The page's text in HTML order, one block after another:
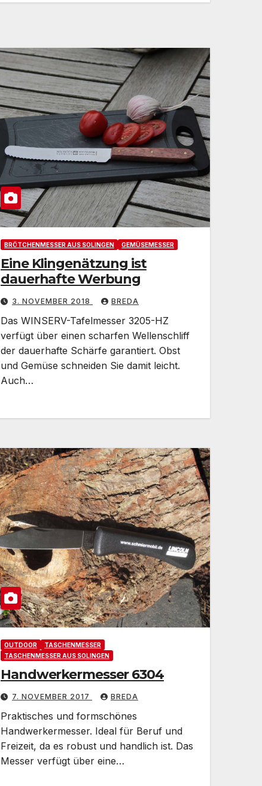
BRÖTCHENMESSER AUS SOLINGEN GEMÜSEMESSER
Eine Klingenätzung ist
dauerhafte Werbung
3. NOVEMBER 2018 BREDA
Das WINSERV-Tafelmesser 3205-HZ
verfügt über einen scharfen Wellenschliff
der dauerhafte Schärfe garantiert. Obst
und Gemüse schneiden Sie damit leicht.
Auch…
OUTDOOR
TASCHENMESSER
TASCHENMESSER AUS SOLINGEN
Handwerkermesser 6304
7. NOVEMBER 2017 BREDA
Praktisches und formschönes
Handwerkermesser. Ideal für Beruf und
Freizeit, da es robust und handlich ist. Das
Messer verfügt über eine…